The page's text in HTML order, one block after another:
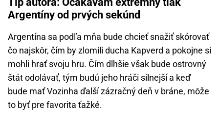
Argentíny od prvých sekúnd
Argentína sa podľa mňa bude chcieť snažiť skórovať
čo najskôr, čím by zlomili ducha Kapverd a pokojne si
mohli hrať svoju hru. Čím dlhšie však bude ostrovný
štát odolávať, tým budú jeho hráči silnejší a keď
bude mať Vozinha ďalší zázračný deň v bráne, môže
to byť pre favorita ťažké.